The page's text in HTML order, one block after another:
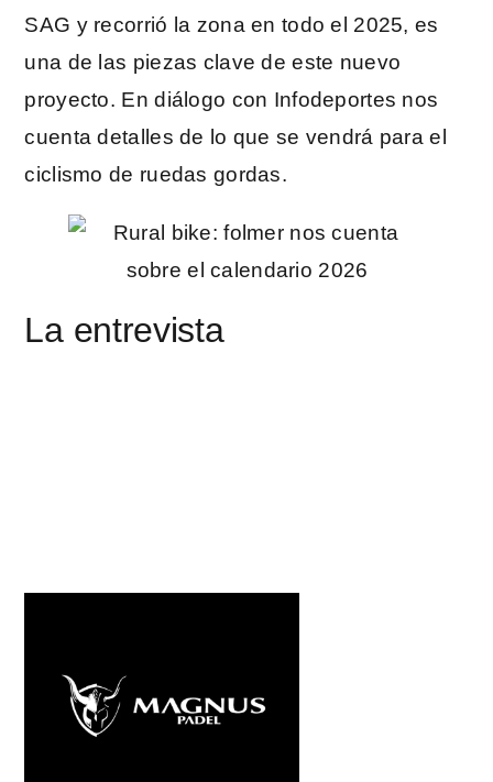
SAG y recorrió la zona en todo el 2025, es
una de las piezas clave de este nuevo
proyecto. En diálogo con Infodeportes nos
cuenta detalles de lo que se vendrá para el
ciclismo de ruedas gordas.
La entrevista